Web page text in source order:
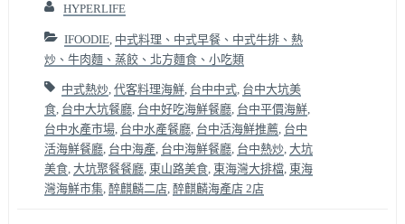
HYPERLIFE
IFOODIE, 中式料理、中式早餐、中式牛排、熱
炒、牛肉麵、蒸餃、北方麵食、小吃類
中式熱炒, 代客料理海鮮, 台中中式, 台中大坑美
食, 台中大坑餐廳, 台中好吃海鮮餐廳, 台中平價海鮮,
台中水產市場, 台中水產餐廳, 台中活海鮮推薦
台中
活海鮮餐廳, 台中海產, 台中海鮮餐廳, 台中熱炒, 大坑
美食, 大坑聚餐餐廳, 東山路美食, 東海灣大排檔,
東海
灣海鮮市集, 醉麒麟二店, 醉麒麟海產店 2店